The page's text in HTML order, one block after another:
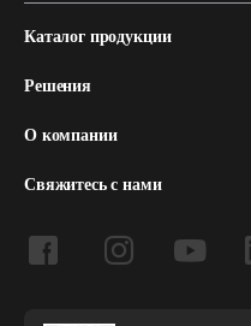
Каталог продукции
Решения
О компании
Свяжитесь с нами